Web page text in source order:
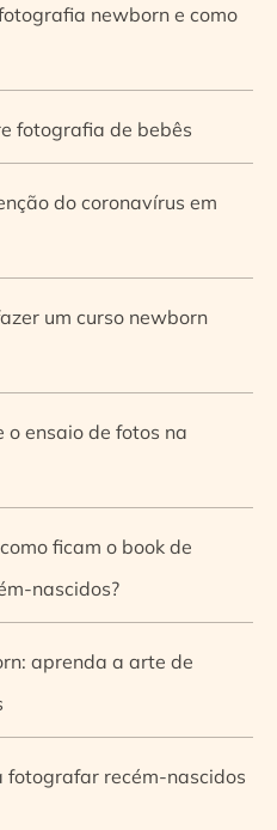
newborn e como
fotografia de bebês
do coronavírus em
um curso newborn
o ensaio de fotos na
ficam o book de
nascidos?
aprenda a arte de
fotografar recém-nascidos